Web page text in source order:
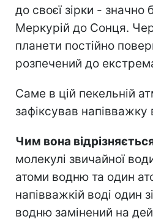
до своєї зірки - значно
Меркурій до Сонця.
планети постійно
розпечений до
Саме в цій пекельній
зафіксував напівважку
Чим вона
молекулі звичайної
атоми водню та один
напівважкій воді один
водню замінений на